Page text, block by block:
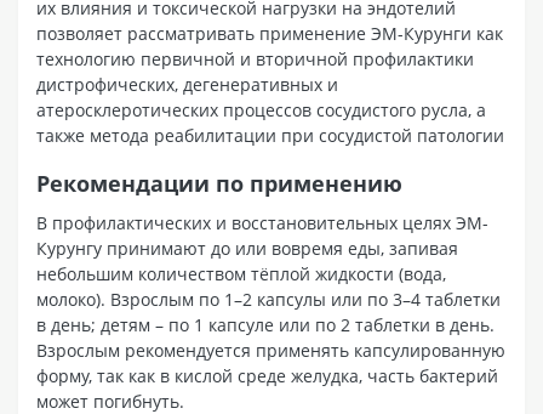
их влияния и токсической нагрузки на эндотелий
позволяет рассматривать применение ЭМ-Курунги как
технологию первичной и вторичной профилактики
дистрофических, дегенеративных и
атеросклеротических процессов сосудистого русла, а
также метода реабилитации при сосудистой патологии
Рекомендации по применению
В профилактических и восстановительных целях ЭМ-
Курунгу принимают до или вовремя еды, запивая
небольшим количеством тёплой жидкости (вода,
молоко). Взрослым по 1–2 капсулы или по 3–4 таблетки
в день; детям – по 1 капсуле или по 2 таблетки в день.
Взрослым рекомендуется применять капсулированную
форму, так как в кислой среде желудка, часть бактерий
может погибнуть.